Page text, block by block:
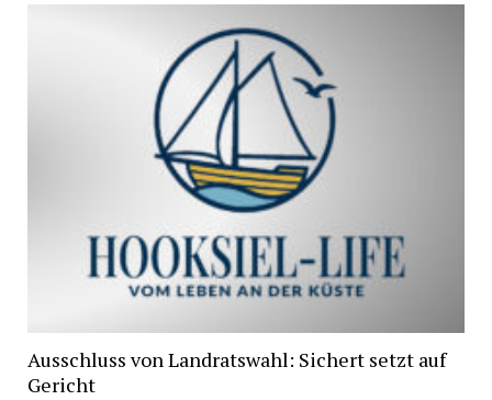
Ausschluss von Landratswahl: Sichert setzt auf
Gericht